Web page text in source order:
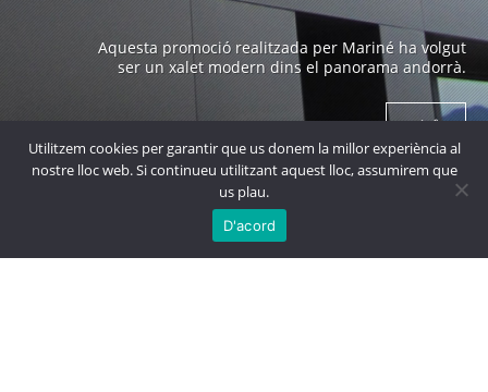
Aquesta promoció realitzada per Mariné ha volgut
ser un xalet modern dins el panorama andorrà.
+ info
Edifici emblemàtic a Andorra construït als anys 70 i
obra de un arquitecte prestigiós com es en Ricard
Bofill.
+ info
PROJECTES
Utilitzem cookies per garantir que us donem la millor experiència al
nostre lloc web. Si continueu utilitzant aquest lloc, assumirem que
us plau.
D'acord